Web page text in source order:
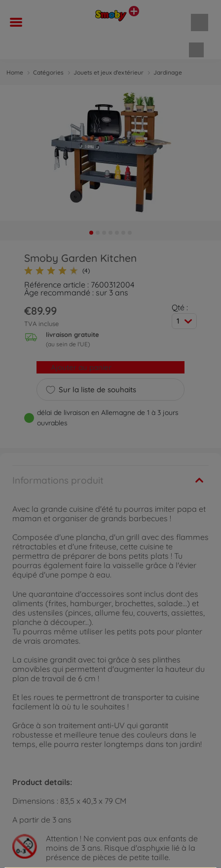
Home Catégories Jouets et jeux d'extérieur Jardinage
Smoby Garden Kitchen
(4)
Référence article : 7600312004
Âge recommandé : sur 3 ans
€89.99
TVA incluse
livraison gratuite
(au sein de l'UE)
Qté :
1
Sur la liste de souhaits
Ajouter au panier
délai de livraison en Allemagne de 1 à 3 jours
ouvrables
Informations produit
Avec la grande cuisine d'été tu pourras imiter papa et
maman et organiser de grands barbecues !
Composée d'une plancha, d'un grill avec des flammes
rétractables et d'une friteuse, cette cuisine te
permettra de préparer de bons petits plats ! Tu
pourras également faire la vaisselle grâce à l'évier
équipé d'une pompe à eau.
Une quarantaine d'accessoires sont inclus dont des
aliments (frites, hamburger, brochettes, salade...) et
des ustensiles (pinces, allume feu, couverts, assiettes,
planche à découper...).
Tu pourras même utiliser les petits pots pour planter
de vrais aromates.
La cuisine grandit avec toi grâce à ses plinthes
amovibles qui permettent d'augmenter la hauteur du
plan de travail de 6 cm !
Et les roues te permettront de transporter ta cuisine
facilement là où tu le souhaites !
Grâce à son traitement anti-UV qui garantit
robustesse et meilleure tenue des couleurs dans le
temps, elle pourra rester longtemps dans ton jardin!
Product details:
Dimensions : 83,5 x 40,3 x 79 CM
A partir de 3 ans
Attention ! Ne convient pas aux enfants de
moins de 3 ans. Risque d'asphyxie lié à la
présence de pièces de petite taille.